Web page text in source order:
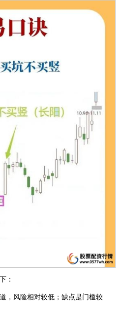
：
，风险相对较低；缺点是门槛较